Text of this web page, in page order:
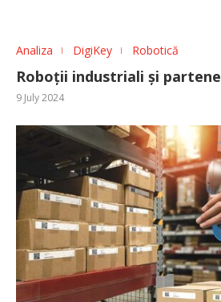
Analiza DigiKey Robotică
Roboții industriali și
9 July 2024